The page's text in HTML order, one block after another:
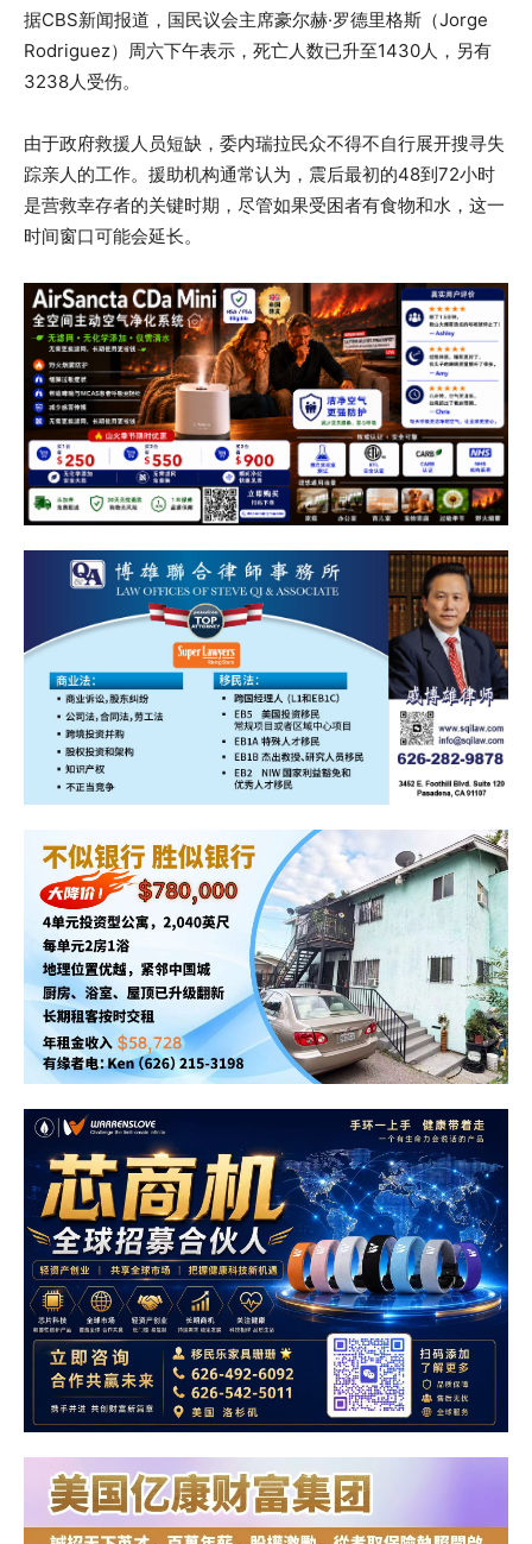
据CBS新闻报道，国民议会主席豪尔赫·罗德里格斯（Jorge
Rodriguez）周六下午表示，死亡人数已升至1430人，另有
3238人受伤。
由于政府救援人员短缺，委内瑞拉民众不得不自行展开搜寻失
踪亲人的工作。援助机构通常认为，震后最初的48到72小时
是营救幸存者的关键时期，尽管如果受困者有食物和水，这一
时间窗口可能会延长。